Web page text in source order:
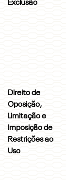
Exclusão
Direito de
Oposição,
Limitação e
Imposição de
Restrições ao
Uso